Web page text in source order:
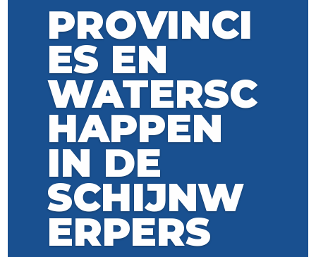
PROVINCI
ES EN
WATERSC
HAPPEN
IN DE
SCHIJNW
ERPERS